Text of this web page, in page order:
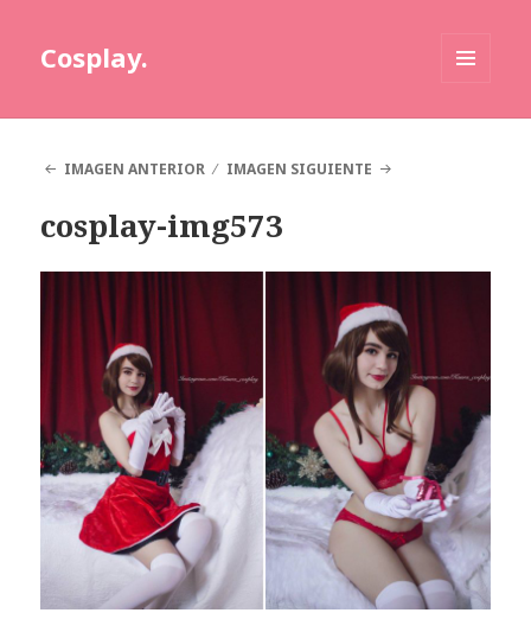
Cosplay.
IMAGEN ANTERIOR
IMAGEN SIGUIENTE
cosplay-img573